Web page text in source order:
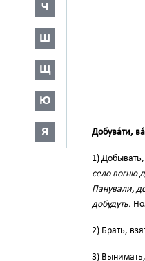
Ч
Ш
Щ
Ю
Я Добува́ти,
1) Добывать,
село вогню
Панували,
добудуть.
2) Брать,
3)